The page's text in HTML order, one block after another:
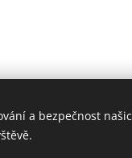
a bezpečnost